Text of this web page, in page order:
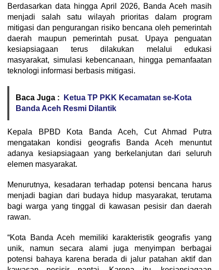
Berdasarkan data hingga April 2026, Banda Aceh masih
menjadi salah satu wilayah prioritas dalam program
mitigasi dan pengurangan risiko bencana oleh pemerintah
daerah maupun pemerintah pusat. Upaya penguatan
kesiapsiagaan terus dilakukan melalui edukasi
masyarakat, simulasi kebencanaan, hingga pemanfaatan
teknologi informasi berbasis mitigasi.
Baca Juga :
Ketua TP PKK Kecamatan se-Kota
Banda Aceh Resmi Dilantik
Kepala BPBD Kota Banda Aceh, Cut Ahmad Putra
mengatakan kondisi geografis Banda Aceh menuntut
adanya kesiapsiagaan yang berkelanjutan dari seluruh
elemen masyarakat.
Menurutnya, kesadaran terhadap potensi bencana harus
menjadi bagian dari budaya hidup masyarakat, terutama
bagi warga yang tinggal di kawasan pesisir dan daerah
rawan.
“Kota Banda Aceh memiliki karakteristik geografis yang
unik, namun secara alami juga menyimpan berbagai
potensi bahaya karena berada di jalur patahan aktif dan